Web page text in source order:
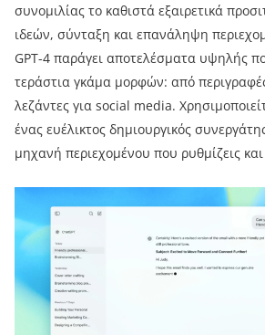
συνομιλίας το καθιστά εξαιρετικά
ιδεών, σύνταξη και επανάληψη
GPT-4 παράγει αποτελέσματα υψηλής
τεράστια γκάμα μορφών: από
λεζάντες για social media.
ένας ευέλικτος δημιουργικός
μηχανή περιεχομένου που ρυθμίζεις